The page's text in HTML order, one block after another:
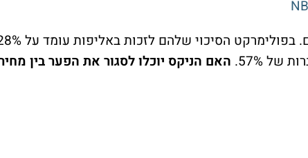
57%.
האם הניקס יוכלו לסגור את הפער בין